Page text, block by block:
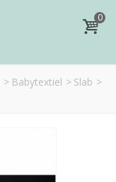
0
> Babytextiel > Slab >